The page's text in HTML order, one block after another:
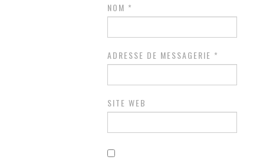
NOM *
ADRESSE DE MESSAGERIE *
SITE WEB